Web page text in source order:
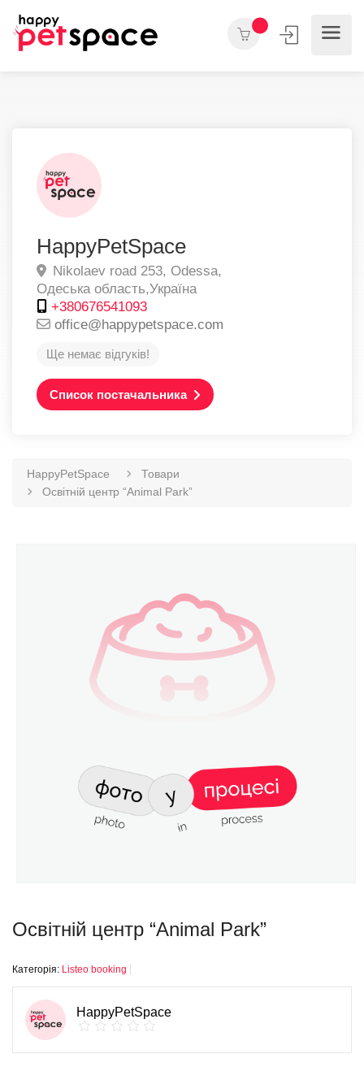
HappyPetSpace
Nikolaev road 253, Odessa,
Одеська область,Україна
+380676541093
office@happypetspace.com
Ще немає відгуків!
Список постачальника
HappyPetSpace
Товари
Освітній центр “Animal Park”
Освітній центр “Animal Park”
Категорія: Listeo booking
HappyPetSpace